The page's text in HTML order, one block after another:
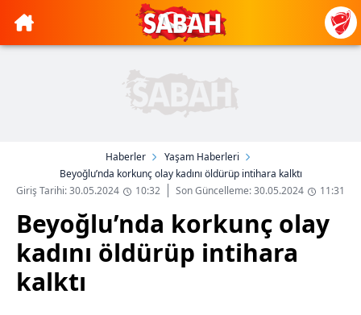
Haberler
Yaşam Haberleri
Beyoğlu’nda korkunç olay kadını öldürüp intihara kalktı
Giriş Tarihi: 30.05.2024
10:32 Son Güncelleme: 30.05.2024 11:31
Beyoğlu’nda korkunç olay
kadını öldürüp intihara
kalktı